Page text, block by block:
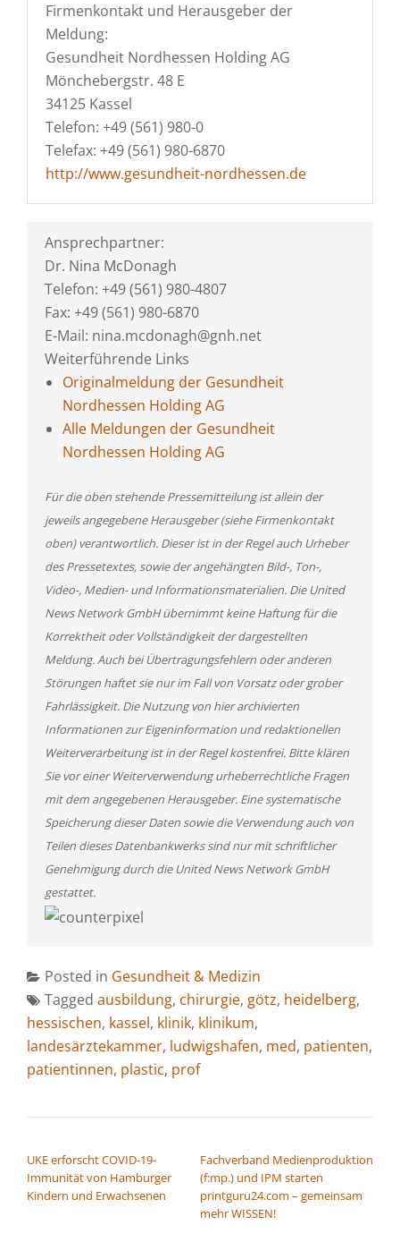
Firmenkontakt und Herausgeber der
Meldung:
Gesundheit Nordhessen Holding AG
Mönchebergstr. 48 E
34125 Kassel
Telefon: +49 (561) 980-0
Telefax: +49 (561) 980-6870
http://www.gesundheit-nordhessen.de
Ansprechpartner:
Dr. Nina McDonagh
Telefon: +49 (561) 980-4807
Fax: +49 (561) 980-6870
E-Mail: nina.mcdonagh@gnh.net
Weiterführende Links
Originalmeldung der Gesundheit
Nordhessen Holding AG
Alle Meldungen der Gesundheit
Nordhessen Holding AG
Für die oben stehende Pressemitteilung ist allein der
jeweils angegebene Herausgeber (siehe Firmenkontakt
oben) verantwortlich. Dieser ist in der Regel auch Urheber
des Pressetextes, sowie der angehängten Bild-, Ton-,
Video-, Medien- und Informationsmaterialien. Die United
News Network GmbH übernimmt keine Haftung für die
Korrektheit oder Vollständigkeit der dargestellten
Meldung. Auch bei Übertragungsfehlern oder anderen
Störungen haftet sie nur im Fall von Vorsatz oder grober
Fahrlässigkeit. Die Nutzung von hier archivierten
Informationen zur Eigeninformation und redaktionellen
Weiterverarbeitung ist in der Regel kostenfrei. Bitte klären
Sie vor einer Weiterverwendung urheberrechtliche Fragen
mit dem angegebenen Herausgeber. Eine systematische
Speicherung dieser Daten sowie die Verwendung auch von
Teilen dieses Datenbankwerks sind nur mit schriftlicher
Genehmigung durch die United News Network GmbH
gestattet.
Posted in Gesundheit & Medizin
Tagged ausbildung, chirurgie, götz, heidelberg,
hessischen, kassel, klinik, klinikum,
landesärztekammer, ludwigshafen, med, patienten,
patientinnen, plastic, prof
UKE erforscht COVID-19-
Immunität von Hamburger
Kindern und Erwachsenen
Fachverband Medienproduktion
(f:mp.) und IPM starten
printguru24.com – gemeinsam
mehr WISSEN!